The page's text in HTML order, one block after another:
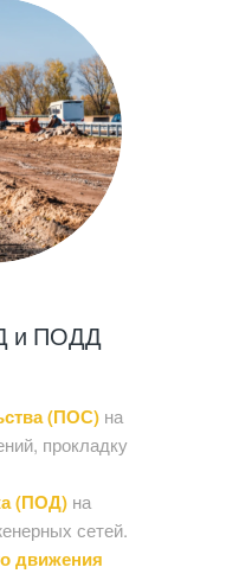
и ПОДД
(ПОС)на
прокладку
(ПОД)на
сетей.
движения